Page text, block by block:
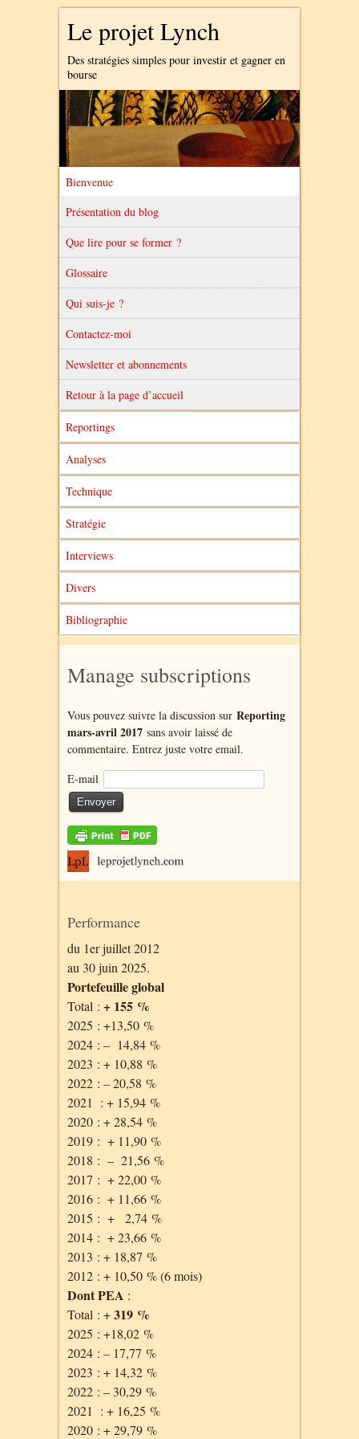
Le projet Lynch
Des stratégies simples pour investir et gagner en
bourse
Bienvenue
Présentation du blog
Que lire pour se former ?
Glossaire
Qui suis-je ?
Contactez-moi
Newsletter et abonnements
Retour à la page d’accueil
Reportings
Analyses
Technique
Stratégie
Interviews
Divers
Bibliographie
Manage subscriptions
Vous pouvez suivre la discussion sur Reporting
mars-avril 2017 sans avoir laissé de
commentaire. Entrez juste votre email.
E-mail
Performance
du 1er juillet 2012
au 30 juin 2025.
Portefeuille global
Total : + 155 %
2025 : +13,50 %
2024 : – 14,84 %
2023 : + 10,88 %
2022 : – 20,58 %
2021 : + 15,94 %
2020 : + 28,54 %
2019 : + 11,90 %
2018 : – 21,56 %
2017 : + 22,00 %
2016 : + 11,66 %
2015 : + 2,74 %
2014 : + 23,66 %
2013 : + 18,87 %
2012 : + 10,50 % (6 mois)
Dont PEA :
Total : +319 %
2025 : +18,02 %
2024 : – 17,77 %
2023 : + 14,32 %
2022 : – 30,29 %
2021 : + 16,25 %
2020 : + 29,79 %